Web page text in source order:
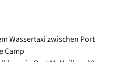
Wassertaxi zwischen Port
Camp